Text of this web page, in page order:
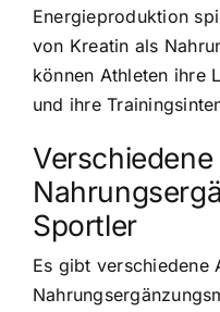
Energieproduktion
von Kreatin als
können Athleten ihre
und ihre
Sportler
Es gibt verschiedene